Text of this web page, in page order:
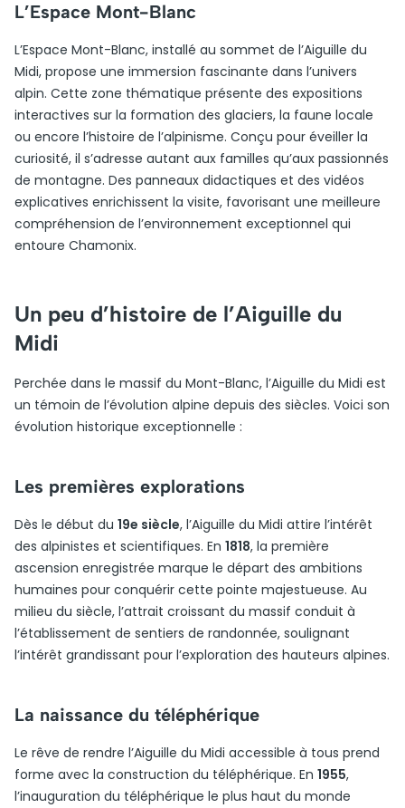
L’Espace Mont-Blanc
L’Espace Mont-Blanc, installé au sommet de l’Aiguille du
Midi, propose une immersion fascinante dans l’univers
alpin. Cette zone thématique présente des expositions
interactives sur la formation des glaciers, la faune locale
ou encore l’histoire de l’alpinisme. Conçu pour éveiller la
curiosité, il s’adresse autant aux familles qu’aux passionnés
de montagne. Des panneaux didactiques et des vidéos
explicatives enrichissent la visite, favorisant une meilleure
compréhension de l’environnement exceptionnel qui
entoure Chamonix.
Un peu d’histoire de l’Aiguille du
Midi
Perchée dans le massif du Mont-Blanc, l’Aiguille du Midi est
un témoin de l’évolution alpine depuis des siècles. Voici son
évolution historique exceptionnelle :
Les premières explorations
Dès le début du 19e siècle, l’Aiguille du Midi attire l’intérêt
des alpinistes et scientifiques. En 1818, la première
ascension enregistrée marque le départ des ambitions
humaines pour conquérir cette pointe majestueuse. Au
milieu du siècle, l’attrait croissant du massif conduit à
l’établissement de sentiers de randonnée, soulignant
l’intérêt grandissant pour l’exploration des hauteurs alpines.
La naissance du téléphérique
Le rêve de rendre l’Aiguille du Midi accessible à tous prend
forme avec la construction du téléphérique. En 1955,
l’inauguration du téléphérique le plus haut du monde